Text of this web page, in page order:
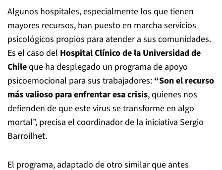
Algunos hospitales, especialmente los que tienen
mayores recursos, han puesto en marcha servicios
psicológicos propios para atender a sus comunidades.
Es el caso del Hospital Clínico de la Universidad de
Chileque ha desplegado un programa de apoyo
psicoemocional para sus trabajadores: “Son el recurso
más valioso para enfrentar esa crisis, quienes nos
defienden de que este virus se transforme en algo
mortal”, precisa el coordinador de la iniciativa Sergio
Barroilhet.
El programa, adaptado de otro similar que antes